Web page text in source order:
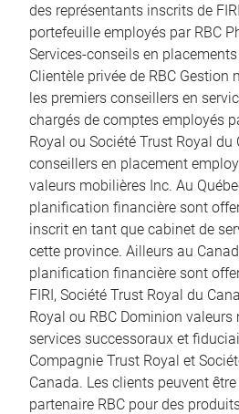
des représentants inscrits de
portefeuille employés par RBC
Services-conseils en
Clientèle privée de RBC Gestion
les premiers conseillers en
chargés de comptes employés
Royal ou Société Trust Royal du
conseillers en placement
valeurs mobilières Inc. Au
planification financière sont
inscrit en tant que cabinet de
cette province. Ailleurs au
planification financière sont
FIRI, Société Trust Royal du
Royal ou RBC Dominion valeurs
services successoraux et
Compagnie Trust Royal et
Canada. Les clients peuvent
partenaire RBC pour des